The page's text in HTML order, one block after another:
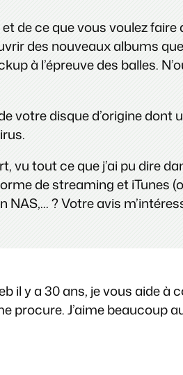
de ce que vous voulez
des nouveaux albums
à l’épreuve des balles.
votre disque d’origine
vu tout ce que j’ai pu dire
de streaming et iTunes
? Votre avis
il y a 30 ans, je vous aide
procure. J’aime